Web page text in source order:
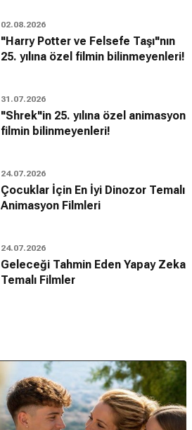
02.08.2026
"Harry Potter ve Felsefe Taşı"nın
25. yılına özel filmin bilinmeyenleri!
31.07.2026
"Shrek"in 25. yılına özel animasyon
filmin bilinmeyenleri!
24.07.2026
Çocuklar İçin En İyi Dinozor Temalı
Animasyon Filmleri
24.07.2026
Geleceği Tahmin Eden Yapay Zeka
Temalı Filmler